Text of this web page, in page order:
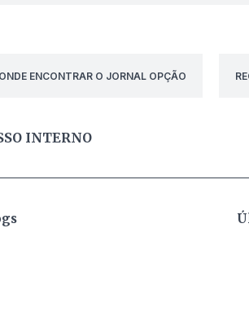
ONDE ENCONTRAR O JORNAL OPÇÃO
INTERNO